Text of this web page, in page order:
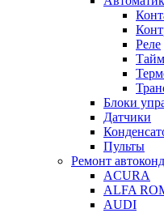
Реле
Блоки
Датчики
Пульты
Ремонт
ACURA
ALFA
AUDI